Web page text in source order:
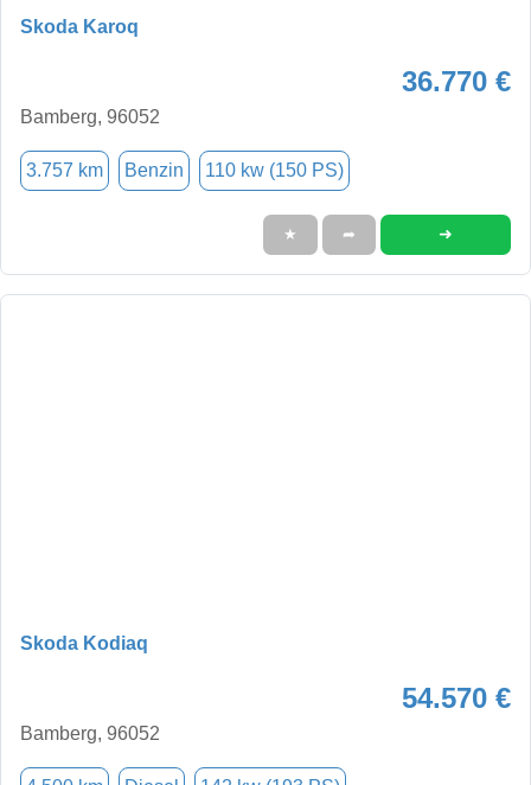
Skoda Karoq
36.770 €
Bamberg, 96052
3.757 km Benzin 110 kw (150 PS)
★ ➦ ➜
Skoda Kodiaq
54.570 €
Bamberg, 96052